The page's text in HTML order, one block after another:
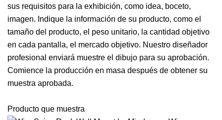
sus requisitos para la exhibición, como idea, boceto,
imagen. Indique la información de su producto, como el
tamaño del producto, el peso unitario, la cantidad objetivo
en cada pantalla, el mercado objetivo. Nuestro diseñador
profesional enviará muestre el dibujo para su aprobación.
Comience la producción en masa después de obtener su
muestra aprobada.
Producto que muestra